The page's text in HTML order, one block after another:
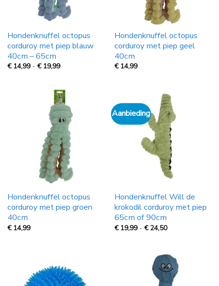
Hondenknuffel octopus
corduroy met piep blauw
40cm – 65cm
€ 14,99 - € 19,99Prijsklasse:
€
19,99
Hondenknuffel octopus
corduroy met piep geel
40cm
€ 14,99
Hondenknuffel octopus
corduroy met piep groen
40cm
€ 14,99
Aanbieding
Hondenknuffel Will de
krokodil corduroy met piep
65cm of 90cm
€ 19,99 - € 24,50Prijsklasse:
€
24,50